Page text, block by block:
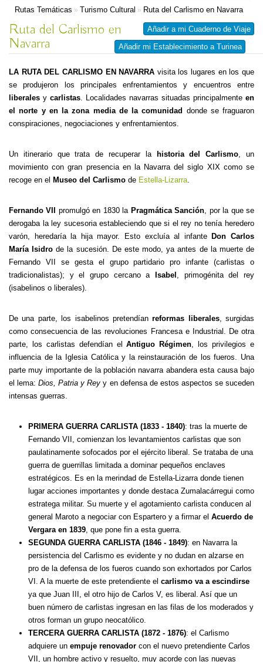
Rutas Temáticas » Turismo Cultural » Ruta del Carlismo en Navarra
Añadir a mi Cuaderno de Viaje
Añadir mi Establecimiento a Turinea
Ruta del Carlismo en
Navarra
LA RUTA DEL CARLISMO EN NAVARRA visita los lugares en los que
se produjeron los principales enfrentamientos y encuentros entre
liberales y carlistas. Localidades navarras situadas principalmente en
el norte y en la zona media de la comunidad donde se fraguaron
conspiraciones, negociaciones y enfrentamientos.
Un itinerario que trata de recuperar la historia del Carlismo, un
movimiento con gran presencia en la Navarra del siglo XIX como se
recoge en el Museo del Carlismo de Estella-Lizarra.
Fernando VII promulgó en 1830 la Pragmática Sanción, por la que se
derogaba la ley sucesoria estableciendo que si el rey no tenía heredero
varón, heredaría la hija mayor. Esto excluía al infante Don Carlos
María Isidro de la sucesión. De este modo, ya antes de la muerte de
Fernando VII se gesta el grupo partidario pro infante (carlistas o
tradicionalistas); y el grupo cercano a
Isabel , primogénita del rey
(isabelinos o liberales).
De una parte, los isabelinos pretendíanreformas liberales, surgidas
como consecuencia de las revoluciones Francesa e Industrial. De otra
parte, los carlistas defendían elAntiguo Régimen, los privilegios e
influencia de la Iglesia Católica y la reinstauración de los fueros. Una
parte muy importante de la población navarra abandera esta causa bajo
el lema:Dios, Patria y Rey y en defensa de estos aspectos se suceden
intensas guerras.
PRIMERA GUERRA CARLISTA (1833 - 1840): tras la muerte de
Fernando VII, comienzan los levantamientos carlistas que son
paulatinamente sofocados por el ejército liberal. Se trataba de una
guerra de guerrillas limitada a dominar pequeños enclaves
estratégicos. Es en la merindad de Estella-Lizarra donde tienen
lugar acciones importantes y donde destaca Zumalacárregui como
estratega militar. Su muerte y el agotamiento carlista conducen al
general Maroto a negociar con Espartero y a firmar el Acuerdo de
Vergara en 1839, que pone fin a esta guerra.
SEGUNDA GUERRA CARLISTA (1846 - 1849): en Navarra la
persistencia del Carlismo es evidente y no dudan en alzarse en
pro de la defensa de los fueros cuando son exhortados por Carlos
VI. A la muerte de este pretendiente el carlismo va a escindirse
ya que Juan III, el otro hijo de Carlos V, es liberal. Así que un
buen número de carlistas ingresan en las filas de los moderados y
otros forman un grupo neocatólico.
TERCERA GUERRA CARLISTA (1872 - 1876): el Carlismo
adquiere un empuje renovadorcon el nuevo pretendiente Carlos
VII, un hombre activo y resuelto, muy acorde con las nuevas